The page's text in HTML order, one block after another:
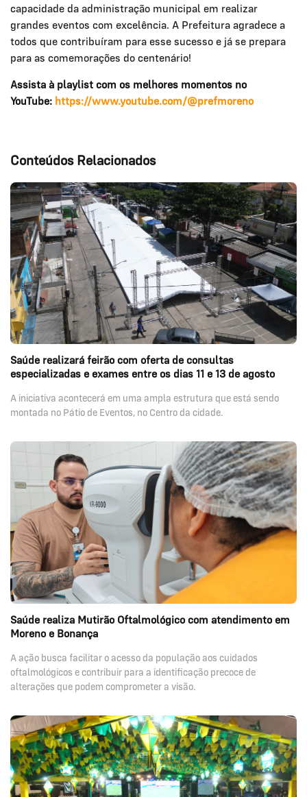
capacidade da administração municipal em realizar
grandes eventos com excelência. A Prefeitura agradece a
todos que contribuíram para esse sucesso e já se prepara
para as comemorações do centenário!
Assista à playlist com os melhores momentos no
YouTube: https://www.youtube.com/@prefmoreno
Conteúdos Relacionados
Saúde realizará feirão com oferta de consultas
especializadas e exames entre os dias 11 e 13 de agosto
A iniciativa acontecerá em uma ampla estrutura que está sendo
montada no Pátio de Eventos, no Centro da cidade.
Saúde realiza Mutirão Oftalmológico com atendimento em
Moreno e Bonança
A ação busca facilitar o acesso da população aos cuidados
oftalmológicos e contribuir para a identificação precoce de
alterações que podem comprometer a visão.